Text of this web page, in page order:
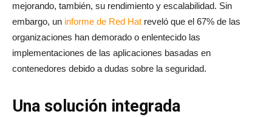
mejorando, también, su rendimiento y escalabilidad. Sin
embargo, un informe de Red Hat reveló que el 67% de las
organizaciones han demorado o enlentecido las
implementaciones de las aplicaciones basadas en
contenedores debido a dudas sobre la seguridad.
Una solución integrada